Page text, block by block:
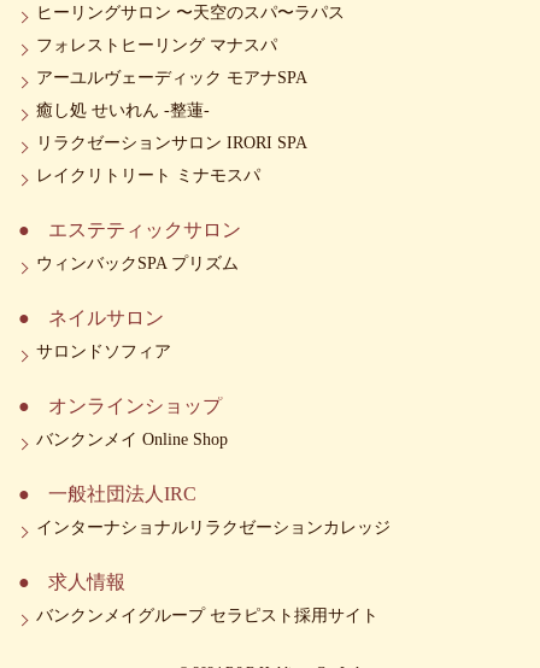
ヒーリングサロン 〜天空のスパ〜ラパス
フォレストヒーリング マナスパ
アーユルヴェーディック モアナSPA
癒し処 せいれん -整蓮-
リラクゼーションサロン IRORI SPA
レイクリトリート ミナモスパ
エステティックサロン
ウィンバックSPA プリズム
ネイルサロン
サロンドソフィア
オンラインショップ
バンクンメイ Online Shop
一般社団法人IRC
インターナショナルリラクゼーションカレッジ
求人情報
バンクンメイグループ セラピスト採用サイト